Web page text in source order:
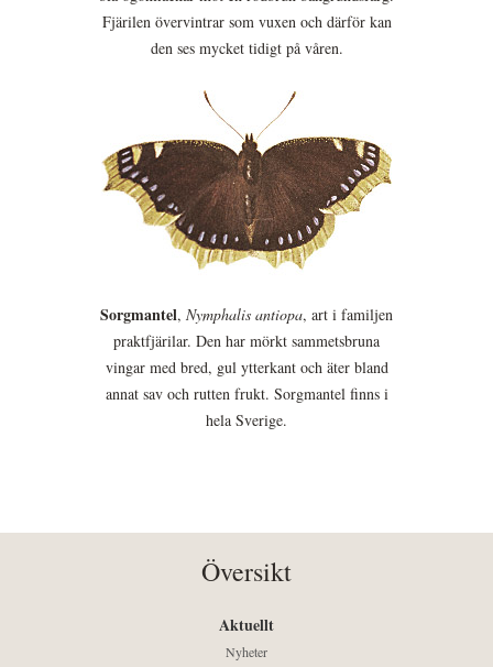
Fjärilen övervintrar som vuxen och därför kan
den ses mycket tidigt på våren.
Sorgmantel, Nymphalis antiopa, art i familjen
praktfjärilar. Den har mörkt sammetsbruna
vingar med bred, gul ytterkant och äter bland
annat sav och rutten frukt. Sorgmantel finns i
hela Sverige.
Översikt
Aktuellt
Nyheter